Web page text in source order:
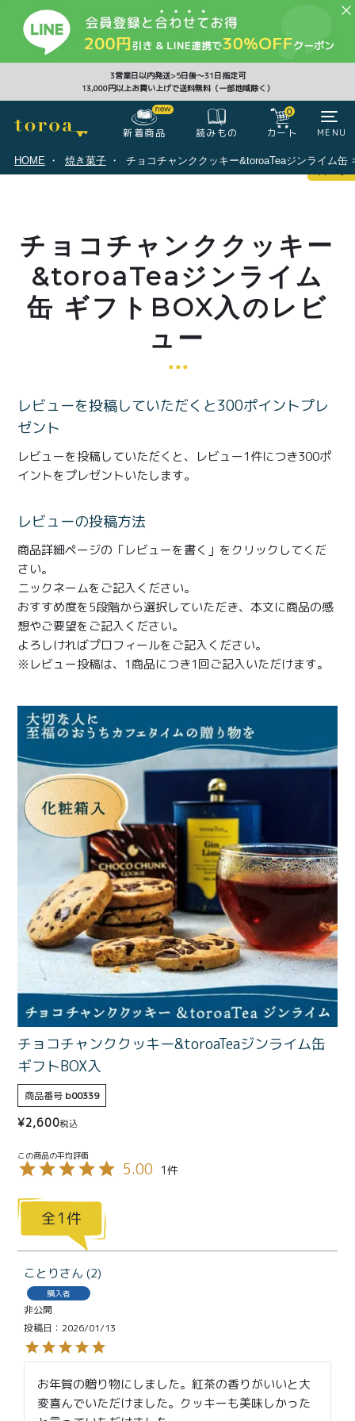
3営業日以内発送>5日後〜31日指定可
13,000円以上お買い上げで送料無料（一部地域除く）
新着商品 読みもの
0
カート MENU
CLOSE
0
注文履歴 会員登録情報 ポイント
とろ生ガトーショコラ
セット
メルマガ会員様限定
toroa夏のアウトレッ
トセール
とろ生チーズケーキ
濃抹茶とろ生ガトーシ
ョコラ
クッキー缶
お誕生日セット
手さげ袋
季節限定
価格別
¥2,000〜¥3,999
¥6,000〜
¥4,000〜¥5,999
TOP
読みもの
会社概要
お問い合わせ
商品
メンバー特典
ご利用ガイド
プライバシーポリシー
特定商取引法に基づく表記
HOME 焼き菓子 チョコチャンククッキー&toroaTeaジンライム缶
チョコチャンククッキー
&toroaTeaジンライム
缶 ギフトBOX入のレビ
ュー
レビューを投稿していただくと300ポイントプレ
ゼント
レビューを投稿していただくと、レビュー1件につき300ポ
イントをプレゼントいたします。
レビューの投稿方法
商品詳細ページの「レビューを書く」をクリックしてくだ
さい。
ニックネームをご記入ください。
おすすめ度を5段階から選択していただき、本文に商品の感
想やご要望をご記入ください。
よろしければプロフィールをご記入ください。
※レビュー投稿は、1商品につき1回ご記入いただけます。
チョコチャンククッキー&toroaTeaジンライム缶
ギフトBOX入
商品番号 b00339
¥2,600税込
5.00 1
1
ことり 2
購入者
非公開
投稿日
2026/01/13
お年賀の贈り物にしました。紅茶の香りがいいと大
変喜んでいただけました。クッキーも美味しかった